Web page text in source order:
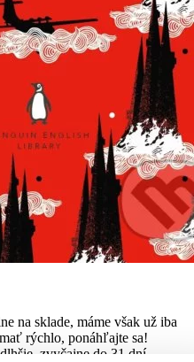
na sklade, máme však už iba
rýchlo, ponáhľajte sa!
zvyčajne do 31 dní.